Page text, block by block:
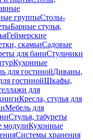
группыСтолы-
Барные стулья,
Геймерские
скамьиСадовые
для баниСтульчики
Кухонные
для гостинойДиваны,
гостинойШкафы,
для
Кресла, стулья для
Мебель для
Стулья, табуреты
модулиКухонные
Системы хранения